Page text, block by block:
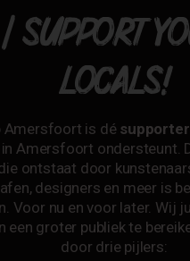
| SUPPORT
LOCALS!
Amersfoort is dé
Amersfoort ondersteunt.
ontstaat door
designers en meer is
Voor nu en voor later. Wij
een groter publiek te
door drie pijlers: